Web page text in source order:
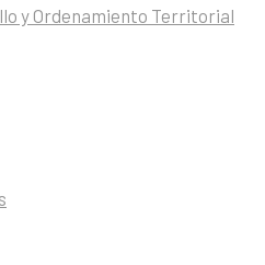
y Ordenamiento Territorial